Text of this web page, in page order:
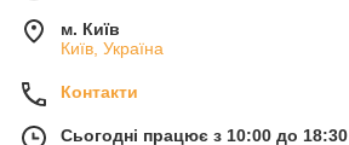
м. Київ
Київ, Україна
Контакти
Сьогодні працює з 10:00 до 18:30